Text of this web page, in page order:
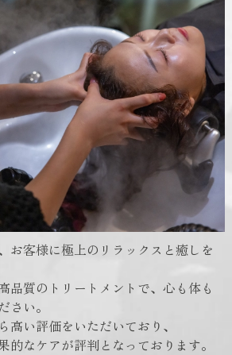
お客様に極上のリラックスと癒しを
品質のトリートメントで、心も体も
さい。
高い評価をいただいており、
的なケアが評判となっております。